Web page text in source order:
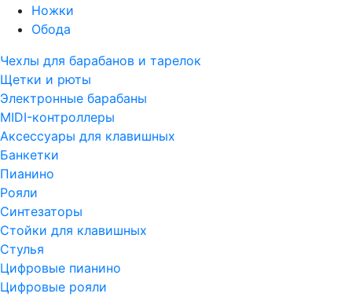
Ножки
Обода
Чехлы для барабанов и тарелок
Щетки и рюты
Электронные барабаны
MIDI-контроллеры
Аксессуары для клавишных
Банкетки
Пианино
Рояли
Синтезаторы
Стойки для клавишных
Стулья
Цифровые пианино
Цифровые рояли